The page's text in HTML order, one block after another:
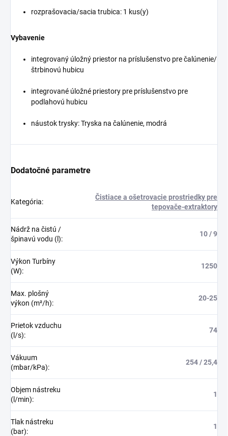
rozprašovacia/sacia trubica: 1 kus(y)
Vybavenie
integrovaný úložný priestor na príslušenstvo pre čalúnenie/
štrbinovú hubicu
integrované úložné priestory pre príslušenstvo pre
podlahovú hubicu
náustok trysky: Tryska na čalúnenie, modrá
Dodatočné parametre
Kategória:
Čistiace a ošetrovacie prostriedky pre
tepovače-extraktory
Nádrž na čistú /
špinavú vodu (l):
10 / 9
Výkon Turbíny
(W):
1250
Max. plošný
výkon (m²/h):
20-25
Prietok vzduchu
(l/s):
74
Vákuum
(mbar/kPa):
254 / 25,4
Objem nástreku
(l/min):
1
Tlak nástreku
(bar):
1